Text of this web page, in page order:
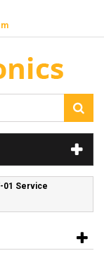
01 Service